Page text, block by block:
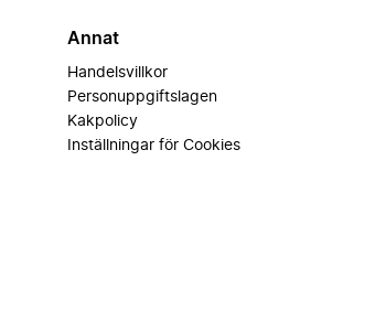
Annat
Handelsvillkor
Personuppgiftslagen
Kakpolicy
Inställningar för Cookies